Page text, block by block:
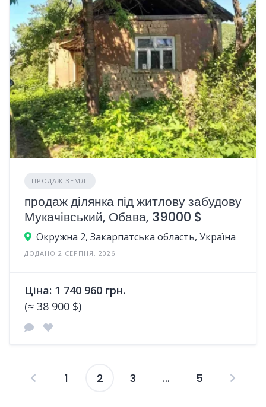
ПРОДАЖ ЗЕМЛІ
продаж ділянка під житлову забудову
Мукачівський, Обава, 39000 $
Окружна 2, Закарпатська область, Україна
ДОДАНО 2 СЕРПНЯ, 2026
Ціна: 1 740 960 грн.
(≈ 38 900 $)
Пагінація
1 2 3 … 5